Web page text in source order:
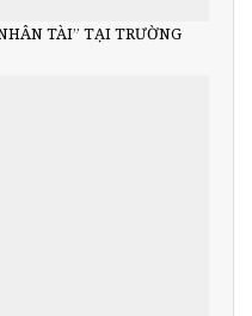
TÀI” TẠI TRƯỜNG